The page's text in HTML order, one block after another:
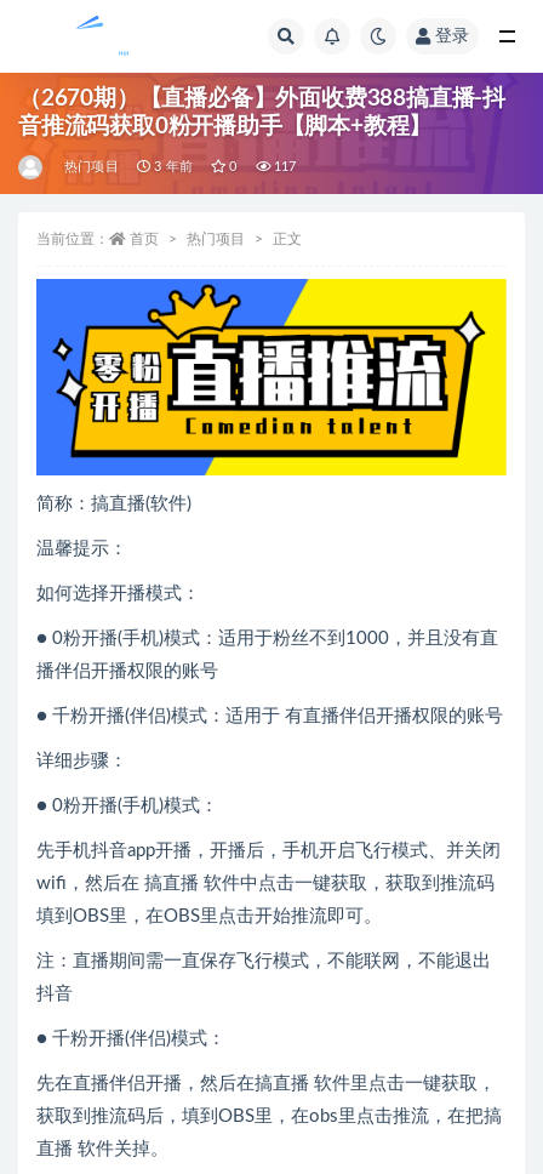
登录
（2670期）【直播必备】外面收费388搞直播-抖
音推流码获取0粉开播助手【脚本+教程】
热门项目 3 年前 0 117
当前位置： 首页 热门项目 正文
简称：搞直播(软件)
温馨提示：
如何选择开播模式：
● 0粉开播(手机)模式：适用于粉丝不到1000，并且没有直
播伴侣开播权限的账号
● 千粉开播(伴侣)模式：适用于 有直播伴侣开播权限的账号
详细步骤：
● 0粉开播(手机)模式：
先手机抖音app开播，开播后，手机开启飞行模式、并关闭
wifi，然后在 搞直播 软件中点击一键获取，获取到推流码
填到OBS里，在OBS里点击开始推流即可。
注：直播期间需一直保存飞行模式，不能联网，不能退出
抖音
● 千粉开播(伴侣)模式：
先在直播伴侣开播，然后在搞直播 软件里点击一键获取，
获取到推流码后，填到OBS里，在obs里点击推流，在把搞
直播 软件关掉。